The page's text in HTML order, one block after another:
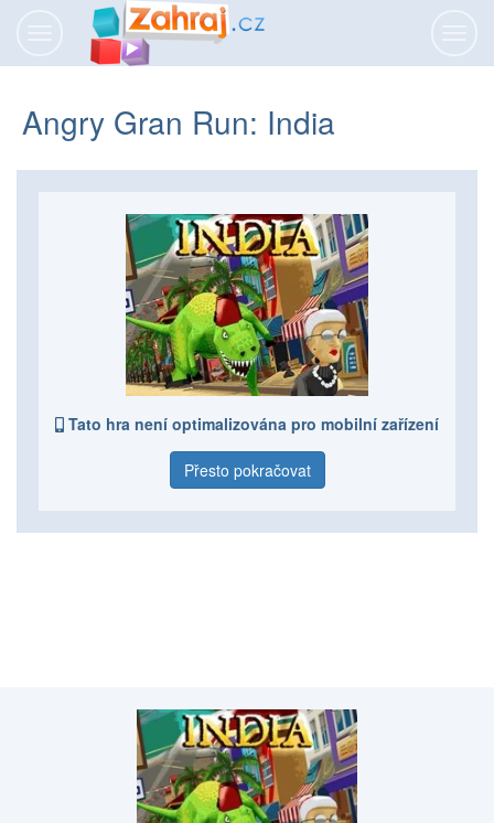
Angry Gran Run: India
Tato hra není optimalizována pro mobilní zařízení
Přesto pokračovat